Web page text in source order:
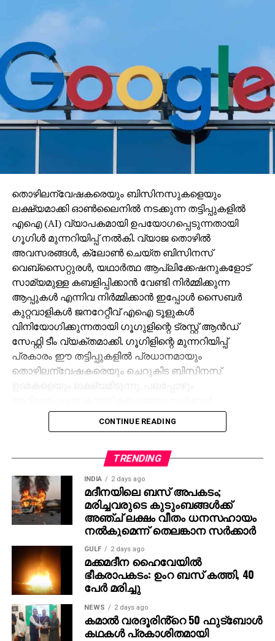
തൊഴിലന്വേഷകരെയും ബിസിനസുകളെയും
ലക്ഷ്യമാക്കി ഓണ്‍ലൈനില്‍ നടക്കുന്ന തട്ടിപ്പുകളില്‍
എഐ (AI) വ്യാപകമായി ഉപയോഗപ്പെടുന്നതായി
ഗൂഗിള്‍ മുന്നറിയിപ്പ് നല്‍കി. വ്യാജ തൊഴില്‍
അവസരങ്ങള്‍, ക്ലോണ്‍ ചെയ്ത ബിസിനസ്
വെബ്‌സൈറ്റുരള്‍, യഥാര്‍ത്ഥ ആപ്ലിക്കേഷനുകളോട്
സാമ്യമുള്ള കബളിപ്പിക്കാന്‍ വേണ്ടി നിര്‍മ്മിക്കുന്ന
ആപ്പുകള്‍ എന്നിവ നിര്‍മ്മിക്കാന്‍ ഇപ്പോള്‍ സൈബര്‍
കുറ്റവാളികള്‍ ജനറേറ്റീവ് എഐ ടൂളുകള്‍
വിനിയോഗിക്കുന്നതായി ഗൂഗുളിന്റെ ട്രസ്റ്റ് ആന്‍ഡ്
സേഫ്റ്റി ടീം വ്യക്തമാക്കി. ഗൂഗിളിന്റെ മുന്നറിയിപ്പ്
പ്രകാരം ഈ തട്ടിപ്പുകളില്‍ പ്രധാനമായും
തൊഴിലന്വേഷകരെയും ചെറുകിട ബിസിനസ്
ഏജന്‍സികളുടെയോ പേരില്‍ വ്യാജ ജോലി
ലിസ്റ്റിംഗുകള്‍ സൃഷ്ടിക്കപ്പെടുന്നു. ഇരകളോട്
പ്രോസസ്സിംഗ് ഫീസ് എന്ന പേരില്‍ പണം അടയ്ക്കാനും
ആവശ്യപ്പെടുന്നതാണ് സാധാരണ രീതി. ചിലര്‍
മാല്‍വെയര്‍ ഇന്‍സ്റ്റാള്‍ ചെയ്യാനോ ഡാറ്റ
മോഷ്ടിക്കാനോ ലക്ഷ്യമിട്ടുള്ള വ്യാജ അഭിമുഖ
സോഫ്റ്റ്‌വെയറുകളും അയക്കുന്നു. ഇത്തരം തട്ടിപ്പുകള്‍
വ്യക്തികള്‍ക്കും സ്ഥാപനങ്ങള്‍ക്കും ഗുരുതരമായ
ഭീഷണിയാണെന്ന് ഗൂഗിള്‍ മുന്നറിയിപ്പ് നല്‍കി.
നിയമാനുസൃത തൊഴിലുടമകള്‍ ഒരിക്കലും സാമ്പത്തിക
വിവരങ്ങളോ പേയ്‌മെന്റെ് ആവശ്യങ്ങളോ
ഉന്നയിക്കില്ലെന്നും ഉപയോക്താക്കള്‍ ഓണ്‍ലൈനില്‍
കൂടുതല്‍ ജാഗ്രത പാലിക്കണമെന്നും ഗൂഗിള്‍
വ്യക്തമാക്കി.
CONTINUE READING
TRENDING
INDIA 2 days ago
മദീനയിലെ ബസ് അപകടം;
മരിച്ചവരുടെ കുടുംബങ്ങള്‍ക്ക്
അഞ്ച് ലക്ഷം വീതം ധനസഹായം
നല്‍കുമെന്ന് തെലങ്കാന സര്‍ക്കാര്‍
GULF 2 days ago
മക്കമദീന ഹൈവേയില്‍
ഭീകരാപകടം: ഉംറ ബസ് കത്തി, 40
പേര്‍ മരിച്ചു
NEWS 2 days ago
കമാൽ വരദൂരിൻ്റെ 50 ഫുട്ബോൾ
കഥകൾ പ്രകാശിതമായി